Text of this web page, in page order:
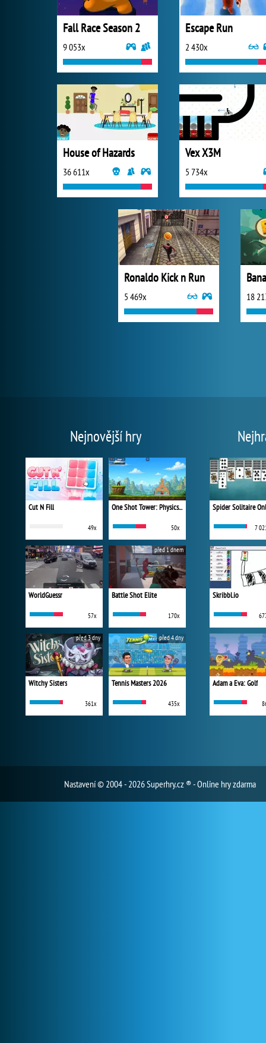
Fall Race Season 2
9 053x
Escape Run
2 430x
House of Hazards
36 611x
Vex X3M
5 734x
Ronaldo Kick n Run
5 469x 18
Nejnovější hry
Cut N Fill
49x
One Shot Tower: Physics Destroyer
50x
WorldGuessr
57x
Battle Shot Elite
170x
před 1 dnem
Witchy Sisters
361x
před 3 dny
Tennis Masters 2026
435x
před 4 dny
Spider Solitaire
7
Skribbl.io
Adam a Eva: Golf
Nastavení© 2004 - 2026 Superhry.cz ® - Online hry zdarma